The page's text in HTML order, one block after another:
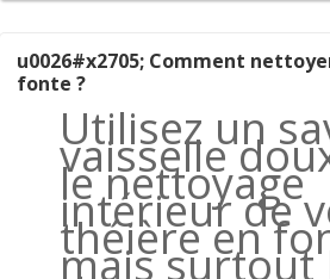
u0026#x2705; Comment
fonte ?
Utilisez un
vaisselle
le nettoyage
intérieur de
théière en
mais surtout